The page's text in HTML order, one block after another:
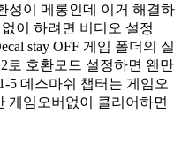
성이 메롱인데 이거 해결하
이 하려면 비디오 설정
stay OFF 게임 폴더의 실
2로 호환모드 설정하면 왠만
5 데스마쉬 챕터는 게임오
게임오버없이 클리어하면